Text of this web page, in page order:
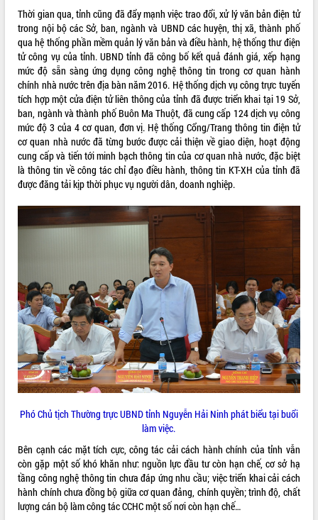
Hội nghị UBND tỉnh Đắk Lắk thường kỳ
tháng 7/2026
Lễ truy tặng danh hiệu “Bà Mẹ Việt
Nam Anh hùng” và trao Huân chương
Lao động
UBND tỉnh Đắk Lắk triển khai nhiệm
vụ 6 tháng cuối năm 2026
Kỳ họp thứ Hai, Hội đồng nhân dân
tỉnh khóa XI quyết nghị nhiều nội dung
quan trọng
Bí thư Tỉnh ủy Lương Nguyễn Minh
Triết thăm, tặng quà người có công với
cách mạng
Rà soát, hoàn thiện hệ thống thiết chế
văn hóa, thể thao đáp ứng yêu cầu
Minh
Lễ truy điệu và an táng hài cốt liệt sĩ
tại Nghĩa trang Liệt sĩ xã Sơn Hòa
Bàn giải pháp tháo gỡ khó khăn trong
xuất khẩu sầu riêng và triển khai quy
định EUDR
Thứ trưởng Bộ Nông nghiệp và Môi
trường Nguyễn Hoàng Hiệp khảo sát
vùng trồng và doanh nghiệp đóng gói
sầu riêng tại Đắk Lắk
món ăn từ sầu riêng
Đắk Lắk công bố Quy hoạch và xúc
tiến đầu tư tỉnh
Ngành cá ngừ Đắk Lắk chủ động thích
ALBUM ẢNH
LIÊN KẾT WEB
Hôm nay: 19326
Tất cả: 66132440
Thời gian qua, tỉnh cũng đã đẩy mạnh việc trao đổi, xử lý văn bản điện tử
trong nội bộ các Sở, ban, ngành và UBND các huyện, thị xã, thành phố
qua hệ thống phần mềm quản lý văn bản và điều hành, hệ thống thư điện
tử công vụ của tỉnh. UBND tỉnh đã công bố kết quả đánh giá, xếp hạng
mức độ sẵn sàng ứng dụng công nghệ thông tin trong cơ quan hành
chính nhà nước trên địa bàn năm 2016. Hệ thống dịch vụ công trực tuyến
tích hợp một cửa điện tử liên thông của tỉnh đã được triển khai tại 19 Sở,
ban, ngành và thành phố Buôn Ma Thuột, đã cung cấp 124 dịch vụ công
mức độ 3 của 4 cơ quan, đơn vị. Hệ thống Cổng/Trang thông tin điện tử
cơ quan nhà nước đã từng bước được cải thiện về giao diện, hoạt động
cung cấp và tiến tới minh bạch thông tin của cơ quan nhà nước, đặc biệt
là thông tin về công tác chỉ đạo điều hành, thông tin KT-XH của tỉnh đã
được đăng tải kịp thời phục vụ người dân, doanh nghiệp.
Phó Chủ tịch Thường trực UBND tỉnh Nguyễn Hải Ninh phát biểu tại buổi
làm việc.
Bên cạnh các mặt tích cực, công tác cải cách hành chính của tỉnh vẫn
còn gặp một số khó khăn như: nguồn lực đầu tư còn hạn chế, cơ sở hạ
tầng công nghệ thông tin chưa đáp ứng nhu cầu; việc triển khai cải cách
hành chính chưa đồng bộ giữa cơ quan đảng, chính quyền; trình độ, chất
lượng cán bộ làm công tác CCHC một số nơi còn hạn chế…